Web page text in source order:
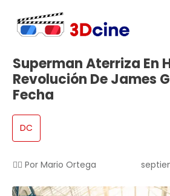
Superman Aterriza En
Revolución De James
Fecha
DC
✍🏻 Por Mario Ortega